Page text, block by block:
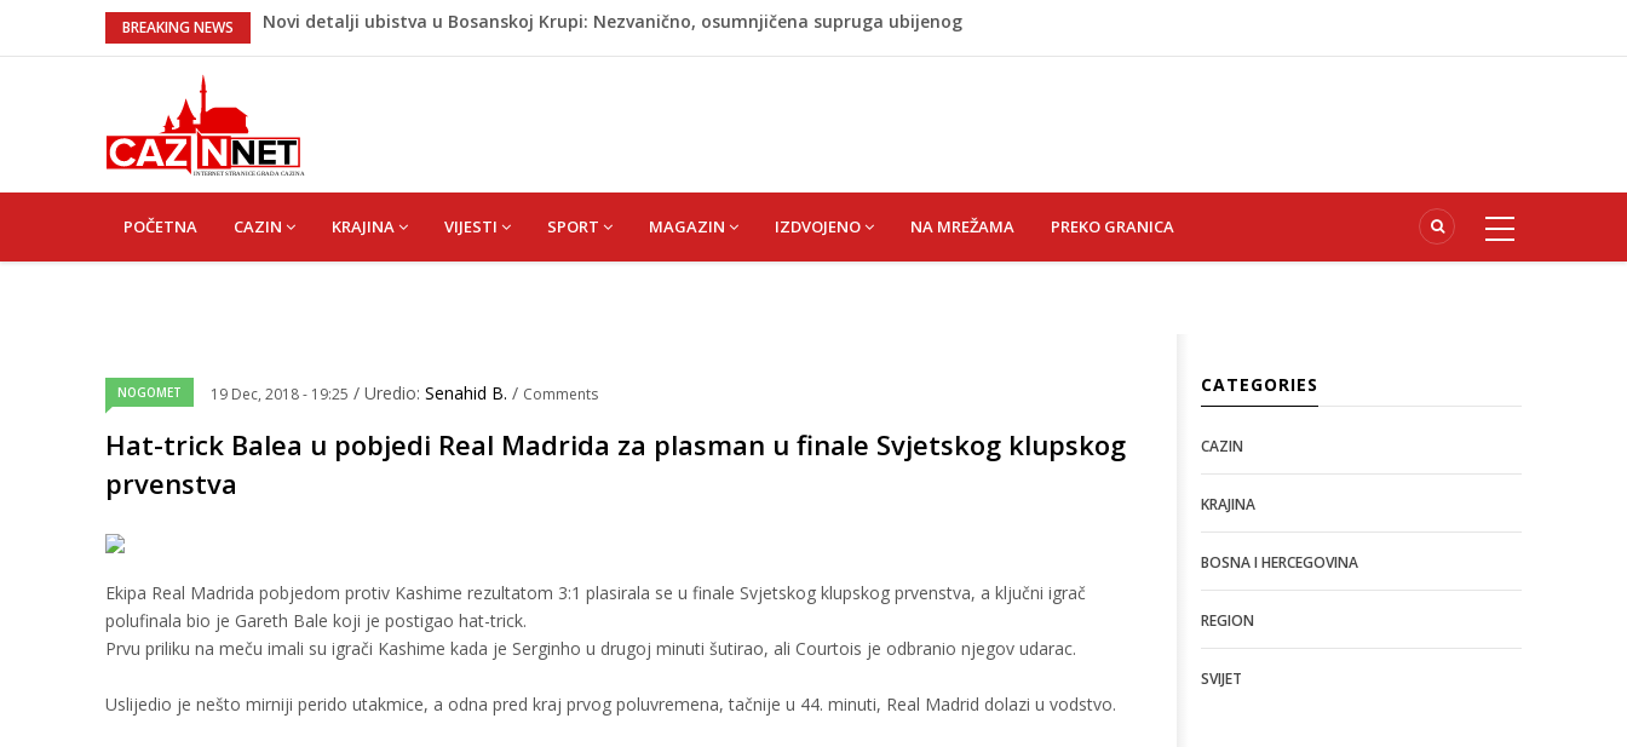
BREAKING NEWS
Na Ahiret preselila Bešić (rođ. Blažević) Senija – Sena
Na Ahiret preselio ŠUPUK (Refik) ŠEFIK
Majka Izeta Nanića progovorila nakon obilježavanja godišnjice: "Doživjela sam poniženje
na mjestu gdje se odaje počast mom sinu"
NAVIGATION
POČETNA CAZIN KRAJINA VIJESTI SPORT MAGAZIN IZDVOJENO NA MREŽAMA PREKO GRANICA
NOGOMET 19 Dec, 2018 - 19:25 / Uredio: Senahid B. / Comments
Hat-trick Balea u pobjedi Real Madrida za plasman u finale Svjetskog klupskog
prvenstva
Ekipa Real Madrida pobjedom protiv Kashime rezultatom 3:1 plasirala se u finale Svjetskog klupskog prvenstva, a ključni igrač
polufinala bio je Gareth Bale koji je postigao hat-trick.
Prvu priliku na meču imali su igrači Kashime kada je Serginho u drugoj minuti šutirao, ali Courtois je odbranio njegov udarac.
Uslijedio je nešto mirniji perido utakmice, a odna pred kraj prvog poluvremena, tačnije u 44. minuti, Real Madrid dolazi u vodstvo.
CATEGORIES
CAZIN
KRAJINA
BOSNA I HERCEGOVINA
REGION
SVIJET